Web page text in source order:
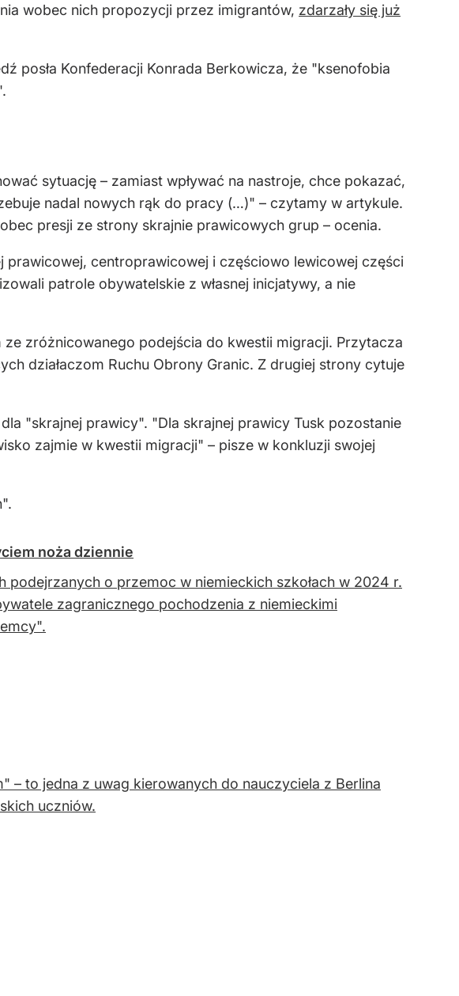
wobec nich propozycji przez imigrantów, zdarzały się już
posła Konfederacji Konrada Berkowicza, że "ksenofobia
sytuację – zamiast wpływać na nastroje, chce pokazać,
nadal nowych rąk do pracy (…)" – czytamy w artykule.
presji ze strony skrajnie prawicowych grup – ocenia.
prawicowej, centroprawicowej i częściowo lewicowej części
patrole obywatelskie z własnej inicjatywy, a nie
zróżnicowanego podejścia do kwestii migracji. Przytacza
działaczom Ruchu Obrony Granic. Z drugiej strony cytuje
"skrajnej prawicy". "Dla skrajnej prawicy Tusk pozostanie
zajmie w kwestii migracji" – pisze w konkluzji swojej
noża dziennie
o przemoc w niemieckich szkołach w 2024 r.
zagranicznego pochodzenia z niemieckimi
– to jedna z uwag kierowanych do nauczyciela z Berlina
uczniów.